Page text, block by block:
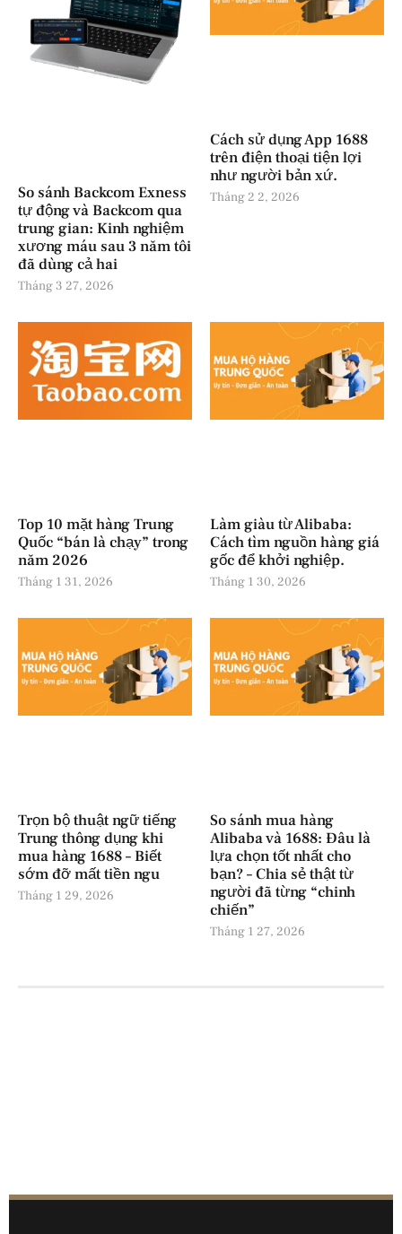
So sánh Backcom Exness
tự động và Backcom qua
trung gian: Kinh nghiệm
xương máu sau 3 năm tôi
đã dùng cả hai
Tháng 3 27, 2026
Cách sử dụng App 1688
trên điện thoại tiện lợi
như người bản xứ.
Tháng 2 2, 2026
Top 10 mặt hàng Trung
Quốc “bán là chạy” trong
năm 2026
Tháng 1 31, 2026
Làm giàu từ Alibaba:
Cách tìm nguồn hàng giá
gốc để khởi nghiệp.
Tháng 1 30, 2026
Trọn bộ thuật ngữ tiếng
Trung thông dụng khi
mua hàng 1688 – Biết
sớm đỡ mất tiền ngu
Tháng 1 29, 2026
So sánh mua hàng
Alibaba và 1688: Đâu là
lựa chọn tốt nhất cho
bạn? – Chia sẻ thật từ
người đã từng “chinh
chiến”
Tháng 1 27, 2026